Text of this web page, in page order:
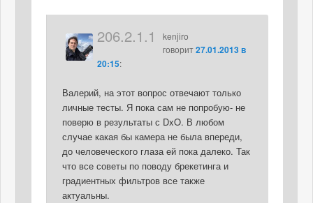
206.2.1.1
kenjiro
говорит27.01.2013 в
20:15:
Валерий, на этот вопрос отвечают только
личные тесты. Я пока сам не попробую- не
поверю в результаты с DxO. В любом
случае какая бы камера не была впереди,
до человеческого глаза ей пока далеко. Так
что все советы по поводу брекетинга и
градиентных фильтров все также
актуальны.